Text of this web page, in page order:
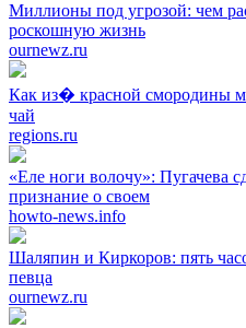
Миллионы под угрозой: чем
роскошную жизнь
ournewz.ru
Как из� красной смородины
чай
regions.ru
«Еле ноги волочу»: Пугачева
признание о своем
howto-news.info
Шаляпин и Киркоров: пять
певца
ournewz.ru